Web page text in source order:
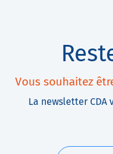
Vous souhaitez
La newsletter CDA